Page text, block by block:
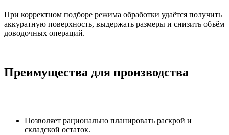
При корректном подборе режима обработки удаётся получить
аккуратную поверхность, выдержать размеры и снизить объём
доводочных операций.
Преимущества для производства
Позволяет рационально планировать раскрой и
складской остаток.